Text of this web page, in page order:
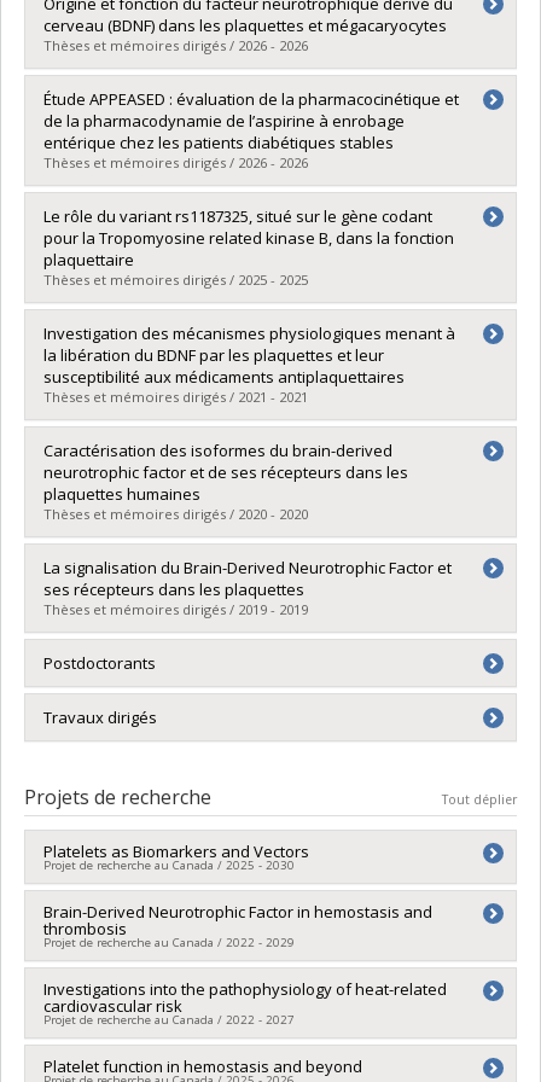
Éditrice, revuePlatelets
Éditrice associée, revueThrombosis Research
cerveau (BDNF) dans les plaquettes et mégacaryocytes
Thèses et mémoires dirigés / 2026 - 2026
Diplômé(e) :Boukhatem, Imane
Cycle :Doctorat
Diplôme obtenu :Ph. D.
Lien vers le document dans Papyrus
Étude APPEASED : évaluation de la pharmacocinétique et
de la pharmacodynamie de l’aspirine à enrobage
entérique chez les patients diabétiques stables
Thèses et mémoires dirigés / 2026 - 2026
Diplômé(e) :Lipp, Florence
Cycle :Maîtrise
Diplôme obtenu :
Lien vers le document dans Papyrus
Le rôle du variant rs1187325, situé sur le gène codant
pour la Tropomyosine related kinase B, dans la fonction
plaquettaire
Thèses et mémoires dirigés / 2025 - 2025
Diplômé(e) : Blais, Jessica
Cycle :Maîtrise
Diplôme obtenu :M. Sc.
Lien vers le document dans Papyrus
Investigation des mécanismes physiologiques menant à
la libération du BDNF par les plaquettes et leur
susceptibilité aux médicaments antiplaquettaires
Thèses et mémoires dirigés / 2021 - 2021
Diplômé(e) :Boulahya, Rahma
Cycle :Doctorat
Diplôme obtenu :Ph. D.
Lien vers le document dans Papyrus
Caractérisation des isoformes du brain-derived
neurotrophic factor et de ses récepteurs dans les
plaquettes humaines
Thèses et mémoires dirigés / 2020 - 2020
Diplômé(e) :Fleury, Samuel
Cycle :Maîtrise
Diplôme obtenu :M. Sc.
Lien vers le document dans Papyrus
La signalisation du Brain-Derived Neurotrophic Factor et
ses récepteurs dans les plaquettes
Thèses et mémoires dirigés / 2019 - 2019
Diplômé(e) :Boukhatem, Imane
Lien vers le document dans Papyrus
Postdoctorants
Georges Jourdi (2020-2022), stagiaire postdoctoral
Travaux dirigés
clinique
Jean-Christophe Bélanger (2019-2020), Maîtrise en
pharmacologie clinique
Vanessa Discepola (2016-2017), Maîtrise en
pharmacologie clinique
Projets de recherche Tout déplier
Platelets as Biomarkers and Vectors
Projet de recherche au Canada / 2025 - 2030
Chercheur principal : Marie Lordkipanidzé
Sources de financement :
interorganismes à l’intention des établissements
PVX50399-Chaires de recherche
du Canada - IRSC
Brain-Derived Neurotrophic Factor in hemostasis and
thrombosis
Projet de recherche au Canada / 2022 - 2029
Sources de financement :IRSC/Instituts de recherche en
santé du Canada
Programmes de subvention :
Investigations into the pathophysiology of heat-related
cardiovascular risk
Projet de recherche au Canada / 2022 - 2027
Chercheur principal :Daniel Gagnon
Platelet function in hemostasis and beyond